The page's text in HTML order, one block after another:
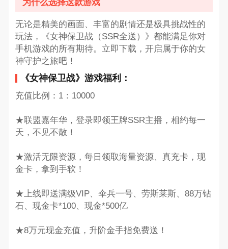
为什么选择这款游戏
无论是精美的画面、丰富的剧情还是极具挑战性的
玩法，《女神保卫战（SSR全送）》都能满足你对
手机游戏的所有期待。立即下载，开启属于你的女
神守护之旅吧！
《女神保卫战》游戏福利：
充值比例：1：10000
★联盟嘉年华，登录即领王牌SSR主播，相约每一
天，不见不散！
★激活无限资源，每日领取海量资源、真充卡，现
金卡，拿到手软！
★上线即送满级VIP、伞兵一号、劳斯莱斯、88万钻
石、现金卡*100、现金*500亿
★8万元现金充值，升阶金手指免费送！